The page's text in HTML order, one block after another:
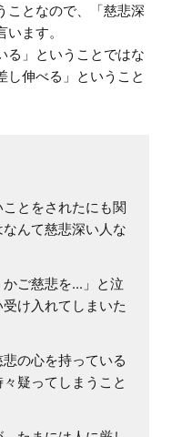
ことなので、「慈悲深
ます。
る」ということではな
し伸べる」ということ
とをされたにも関
んて慈悲深い人な
ご慈悲を...」と泣
け入れてしまいた
の心を持っている
疑ってしまうこと